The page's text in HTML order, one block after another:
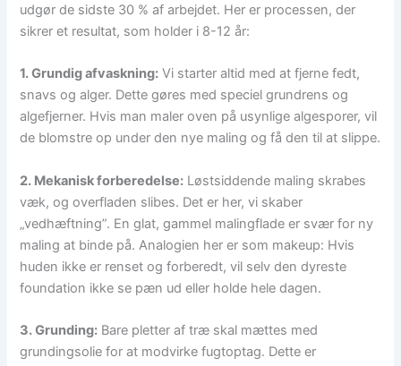
udgør de sidste 30 % af arbejdet. Her er processen, der
sikrer et resultat, som holder i 8-12 år:
1. Grundig afvaskning: Vi starter altid med at fjerne fedt,
snavs og alger. Dette gøres med speciel grundrens og
algefjerner. Hvis man maler oven på usynlige algesporer, vil
de blomstre op under den nye maling og få den til at slippe.
2. Mekanisk forberedelse: Løstsiddende maling skrabes
væk, og overfladen slibes. Det er her, vi skaber
„vedhæftning”. En glat, gammel malingflade er svær for ny
maling at binde på. Analogien her er som makeup: Hvis
huden ikke er renset og forberedt, vil selv den dyreste
foundation ikke se pæn ud eller holde hele dagen.
3. Grunding: Bare pletter af træ skal mættes med
grundingsolie for at modvirke fugtoptag. Dette er